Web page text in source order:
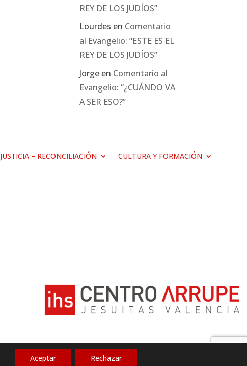
REY DE LOS JUDÍOS”
Lourdes en Comentario
al Evangelio: “ESTE ES EL
REY DE LOS JUDÍOS”
Jorge en Comentario al
Evangelio: “¿CUÁNDO VA
A SER ESO?”
JUSTICIA – RECONCILIACIÓN CULTURA Y FORMACIÓN
Aceptar Rechazar